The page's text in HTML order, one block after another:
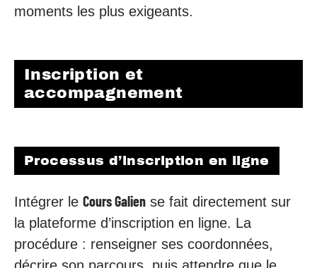
moments les plus exigeants.
Inscription et
accompagnement
Processus d’inscription en ligne
Intégrer le Cours Galien se fait directement sur
la plateforme d’inscription en ligne. La
procédure : renseigner ses coordonnées,